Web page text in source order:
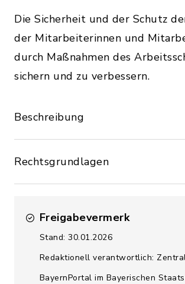
Die Sicherheit und der Schutz
der Mitarbeiterinnen und
durch Maßnahmen des
sichern und zu verbessern.
Beschreibung
Rechtsgrundlagen
Freigabevermerk
Stand: 30.01.2026
Redaktionell verantwortlich:
BayernPortal im Bayerischen